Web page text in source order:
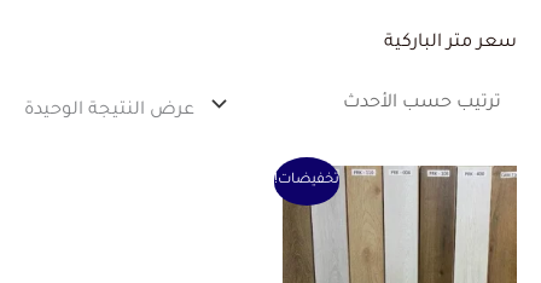
سعر متر الباركية
عرض النتيجة الوحيدة
تخفيضات!
السعر
الأصلي
هو:
السعر
الحالي